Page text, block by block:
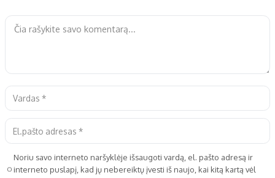
Noriu savo interneto naršyklėje išsaugoti vardą, el. pašto adresą ir
interneto puslapį, kad jų nebereiktų įvesti iš naujo, kai kitą kartą vėl